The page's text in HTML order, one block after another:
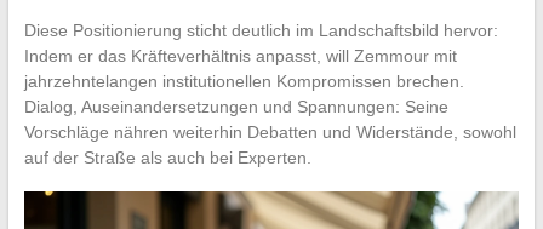
Diese Positionierung sticht deutlich im Landschaftsbild hervor:
Indem er das Kräfteverhältnis anpasst, will Zemmour mit
jahrzehntelangen institutionellen Kompromissen brechen.
Dialog, Auseinandersetzungen und Spannungen: Seine
Vorschläge nähren weiterhin Debatten und Widerstände, sowohl
auf der Straße als auch bei Experten.